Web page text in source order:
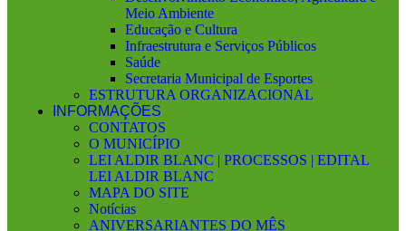
Meio Ambiente
Educação e Cultura
Infraestrutura e Serviços Públicos
Saúde
Secretaria Municipal de Esportes
ESTRUTURA ORGANIZACIONAL
INFORMAÇÕES
CONTATOS
O MUNICÍPIO
LEI ALDIR BLANC | PROCESSOS | EDITAL
LEI ALDIR BLANC
MAPA DO SITE
Notícias
ANIVERSARIANTES DO MÊS